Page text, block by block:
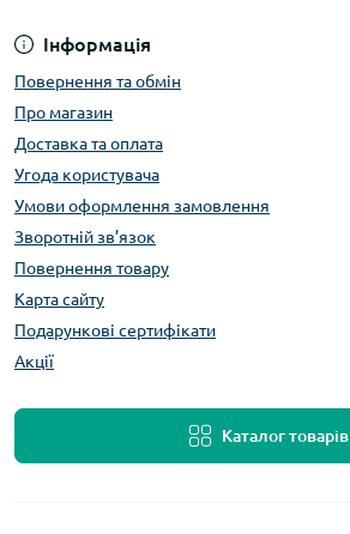
Інформація
Повернення та обмін
Про магазин
Доставка та оплата
Угода користувача
Умови оформлення замовлення
Зворотній зв’язок
Повернення товару
Карта сайту
Подарункові сертифікати
Акції
Каталог товарів